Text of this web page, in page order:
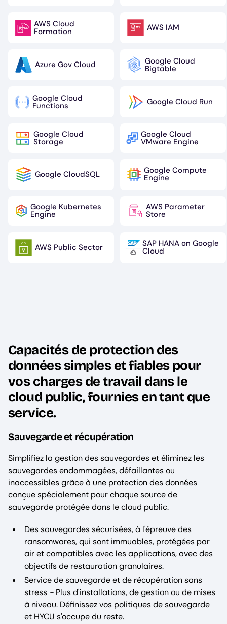
Image
AWS Cloud
Formation ImageAWS IAM
ImageAzure Gov Cloud Image
Google Cloud
Bigtable
Image
Google Cloud
Functions ImageGoogle Cloud Run
Image
Google Cloud
Storage Image
Google Cloud
VMware Engine
ImageGoogle CloudSQL Image
Google Compute
Engine
Image
Google Kubernetes
Engine Image
AWS Parameter
Store
ImageAWS Public Sector Image
SAP HANA on Google
Cloud
Capacités de protection des
données simples et fiables pour
vos charges de travail dans le
cloud public, fournies en tant que
service.
Sauvegarde et récupération
Simplifiez la gestion des sauvegardes et éliminez les
sauvegardes endommagées, défaillantes ou
inaccessibles grâce à une protection des données
conçue spécialement pour chaque source de
sauvegarde protégée dans le cloud public.
Des sauvegardes sécurisées, à l'épreuve des
ransomwares, qui sont immuables, protégées par
air et compatibles avec les applications, avec des
objectifs de restauration granulaires.
Service de sauvegarde et de récupération sans
stress - Plus d'installations, de gestion ou de mises
à niveau. Définissez vos politiques de sauvegarde
et HYCU s'occupe du reste.